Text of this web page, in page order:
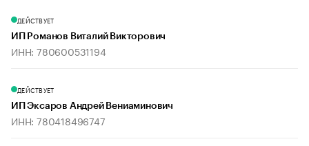
ДЕЙСТВУЕТ
ИП Романов Виталий Викторович
ИНН: 780600531194
ДЕЙСТВУЕТ
ИП Эксаров Андрей Вениаминович
ИНН: 780418496747